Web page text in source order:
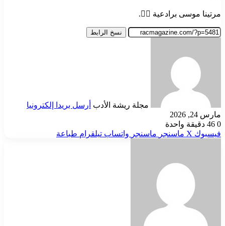
مرتينا موسى برادعية ✍🏻.
نسخ الرابط
مجلة ريشة الأدب أرسل بريدا إلكترونيا
مارس 24, 2026
0
دقيقة واحدة
فيسبوك ‫X ماسنجر ماسنجر واتساب تيلقرام طباعة